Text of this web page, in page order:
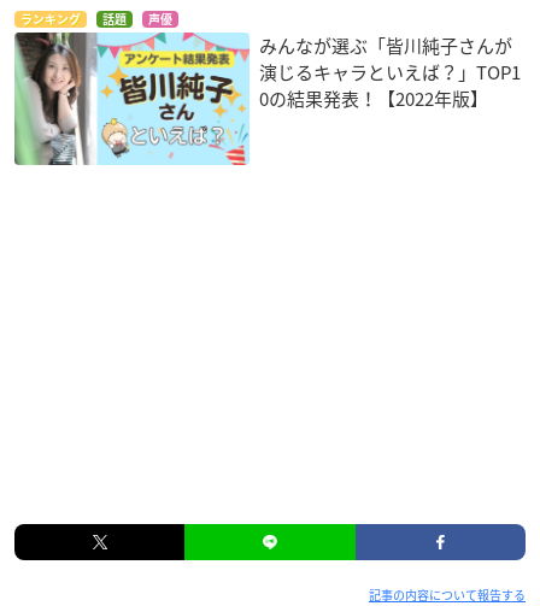
※10,000円（税込）以上購入で「オリジナルしおりコンプリー
トセット」がプレゼント。
【新規入会特典】
会場にてエポスカードに新規入会すると、「オリジナルしおり
コンプリートセット」がプレゼントされます。
ランキング 話題 声優
みんなが選ぶ「皆川純子さんが
演じるキャラといえば？」TOP1
0の結果発表！【2022年版】
記事の内容について報告する